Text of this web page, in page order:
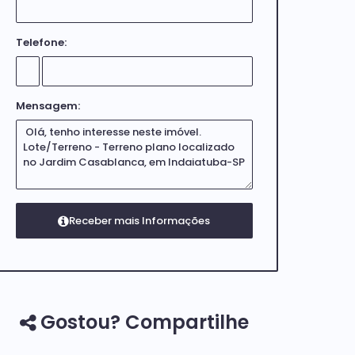
Telefone:
Mensagem:
Gostou? Compartilhe